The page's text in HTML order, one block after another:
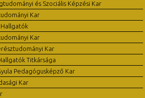
és Szociális Képzési Kar
Kar
Kar
Kar
Titkársága
Pedagógusképző Kar
Kar